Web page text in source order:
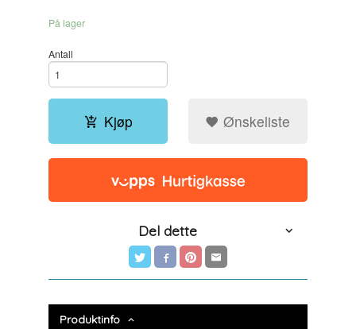
På lager
Antall
Kjøp Ønskeliste
Del dette
Produktinfo